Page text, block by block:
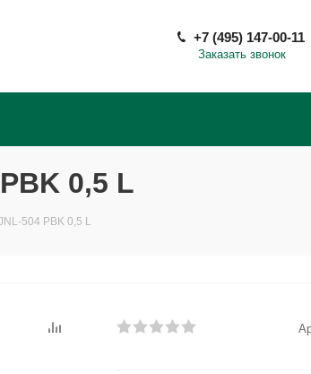
+7 (495) 147-00-11
Заказать звонок
0,5 L
504 PBK 0,5 L